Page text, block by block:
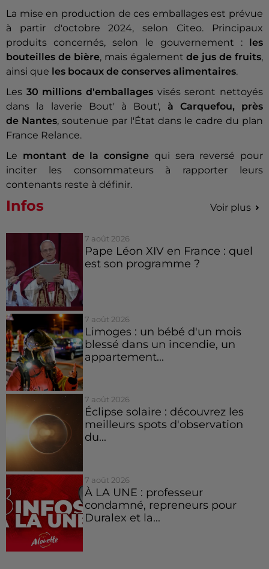
La mise en production de ces emballages est prévue
à partir d'octobre 2024, selon Citeo. Principaux
produits concernés, selon le gouvernement :
les
bouteilles de bière, mais égalementde jus de fruits,
ainsi que les bocaux de conserves alimentaires.
Les 30 millions d'emballages visés seront nettoyés
dans la laverie Bout' à Bout', à Carquefou, près
de Nantes, soutenue par l'État dans le cadre du plan
France Relance.
Le montant de la consigne qui sera reversé pour
inciter les consommateurs à rapporter leurs
contenants reste à définir.
Infos Voir plus
7 août 2026
Pape Léon XIV en France : quel
est son programme ?
7 août 2026
Limoges : un bébé d'un mois
blessé dans un incendie, un
appartement...
7 août 2026
Éclipse solaire : découvrez les
meilleurs spots d'observation
du...
7 août 2026
À LA UNE : professeur
condamné, repreneurs pour
Duralex et la...